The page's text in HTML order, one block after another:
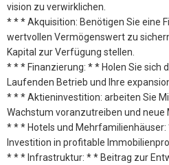
vision zu verwirklichen.
* * * Akquisition: Benötigen Sie eine
wertvollen Vermögenswert zu
Kapital zur Verfügung stellen.
* * * Finanzierung: * * Holen Sie sich
Laufenden Betrieb und Ihre
* * * Aktieninvestition: arbeiten Sie
Wachstum voranzutreiben und neue
* * * Hotels und
Investition in profitable
* * * Infrastruktur: * * Beitrag zur